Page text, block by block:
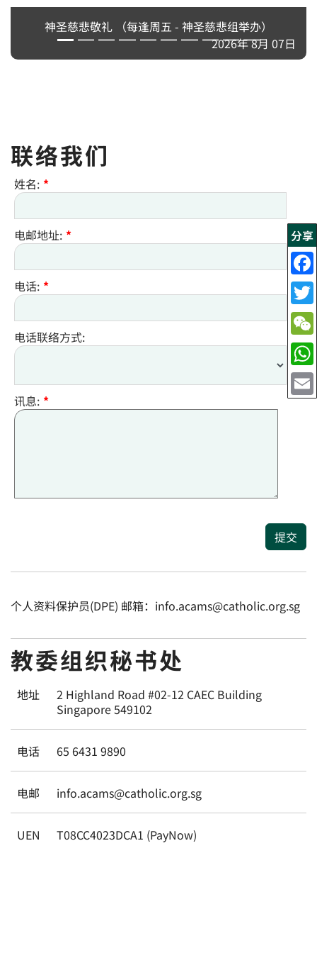
分享
神圣慈悲敬礼 （每逢周五 - 神圣慈悲组举办）
2026年 8月 07日
联络我们
姓名: *
电邮地址: *
电话: *
电话联络方式:
讯息: *
提交
个人资料保护员(DPE) 邮箱：info.acams@catholic.org.sg
教委组织秘书处
地址
2 Highland Road #02-12 CAEC Building
Singapore 549102
电话 65 6431 9890
电邮 info.acams@catholic.org.sg
UEN T08CC4023DCA1 (PayNow)